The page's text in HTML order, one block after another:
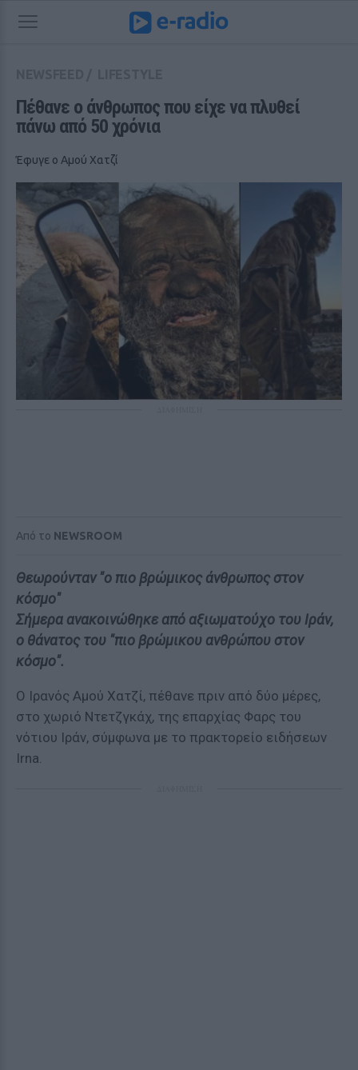
Πέθανε ο άνθρωπος που είχε να πλυθεί
πάνω από 50 χρόνια
Έφυγε ο Αμού Χατζί
Από το NEWSROOM
Θεωρούνταν "ο πιο βρώμικος άνθρωπος στον
κόσμο"
Σήμερα ανακοινώθηκε από αξιωματούχο του Ιράν,
ο θάνατος του "πιο βρώμικου ανθρώπου στον
κόσμο".
Ο Ιρανός Αμού Χατζί, πέθανε πριν από δύο μέρες,
στο χωριό Ντετζγκάχ, της επαρχίας Φαρς του
νότιου Ιράν, σύμφωνα με το πρακτορείο ειδήσεων
Irna.